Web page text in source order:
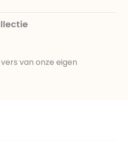
van onze eigen